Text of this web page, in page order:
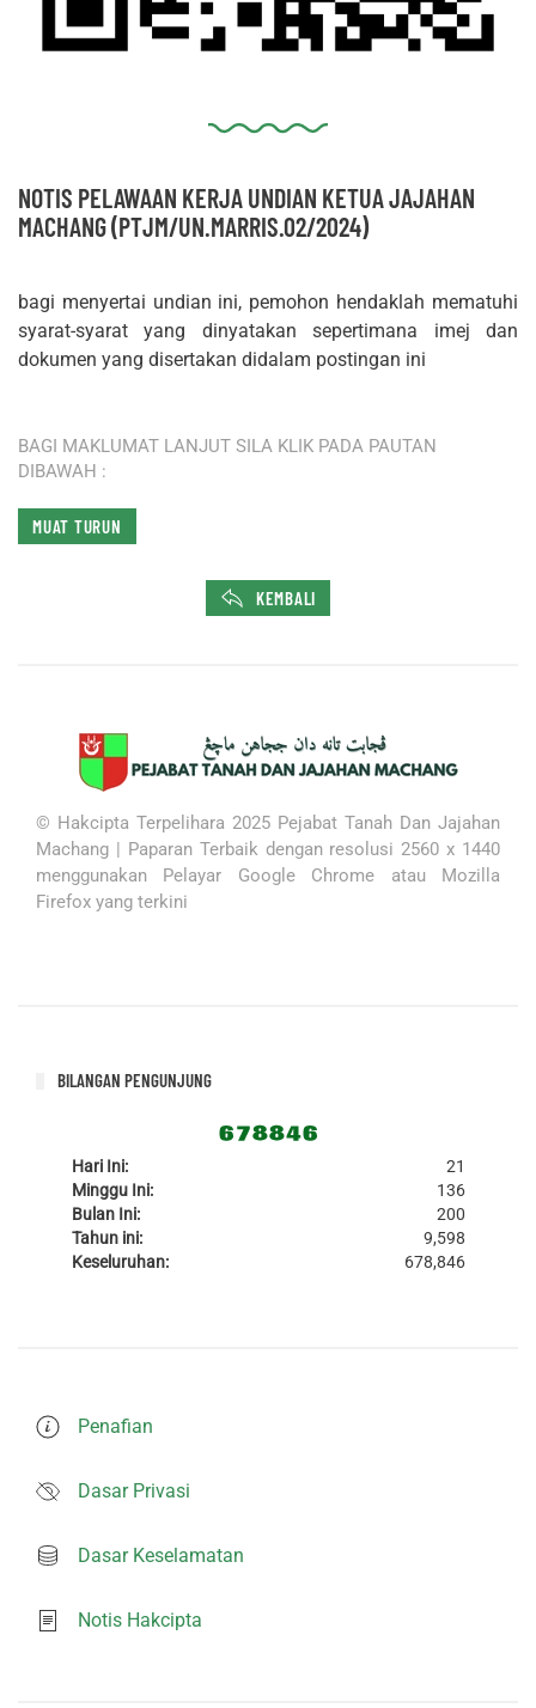
NOTIS PELAWAAN KERJA UNDIAN KETUA JAJAHAN
MACHANG (PTJM/UN.MARRIS.02/2024)
bagi menyertai undian ini, pemohon hendaklah mematuhi
syarat-syarat yang dinyatakan sepertimana imej dan
dokumen yang disertakan didalam postingan ini
BAGI MAKLUMAT LANJUT SILA KLIK PADA PAUTAN
DIBAWAH :
MUAT TURUN
KEMBALI
© Hakcipta Terpelihara 2025 Pejabat Tanah Dan Jajahan
Machang | Paparan Terbaik dengan resolusi 2560 x 1440
menggunakan Pelayar Google Chrome atau Mozilla
Firefox yang terkini
BILANGAN PENGUNJUNG
Hari Ini:
21
Minggu Ini:
136
Bulan Ini:
200
Tahun ini:
9,598
Keseluruhan:
678,846
Penafian
Dasar Privasi
Dasar Keselamatan
Notis Hakcipta